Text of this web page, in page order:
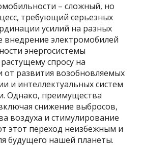
– сложный, но
требующий серьезных
усилий на разных
внедрение электромобилей
энергосистемы
спросу на
от развития возобновляемых
и интеллектуальных систем
Однако, преимущества
снижение выбросов,
воздуха и стимулирование
этот переход неизбежным и
будущего нашей планеты.